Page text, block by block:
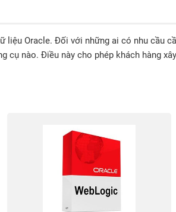
Oracle. Đối với những ai có nhu cầu
nào. Điều này cho phép khách hàng